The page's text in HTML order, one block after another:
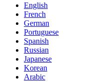
English
French
German
Portuguese
Spanish
Russian
Japanese
Korean
Arabic